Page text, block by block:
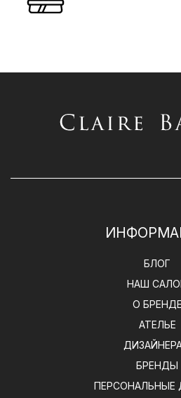
БЛОГ
НАШ
О БРЕНДЕ
АТЕЛЬЕ
БРЕНДЫ
ПЕРСОНАЛЬНЫЕ